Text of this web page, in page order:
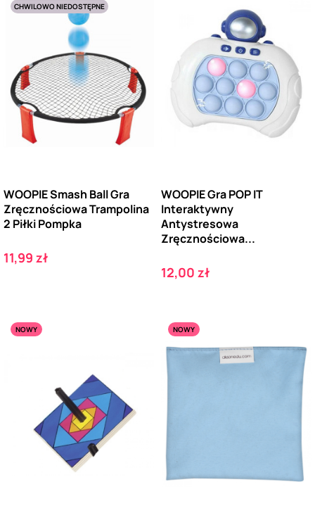
CHWILOWO NIEDOSTĘPNE
WOOPIE Smash Ball Gra
Zręcznościowa Trampolina
2 Piłki Pompka
Cena
11,99 zł
WOOPIE Gra POP IT
Interaktywny
Antystresowa
Zręcznościowa...
Cena
12,00 zł
NOWY NOWY